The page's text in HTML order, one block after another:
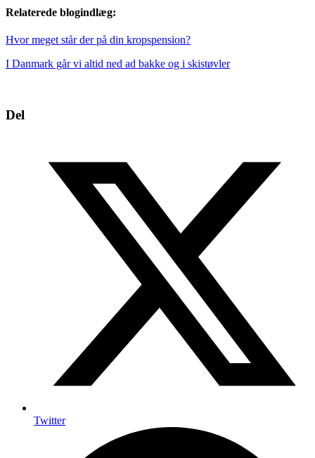
Relaterede blogindlæg:
Hvor meget står der på din kropspension?
I Danmark går vi altid ned ad bakke og i skistøvler
Del
Twitter